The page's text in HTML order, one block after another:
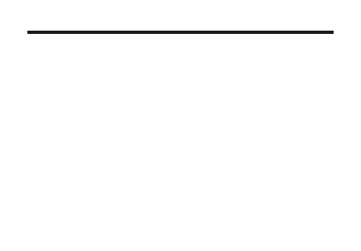
象: